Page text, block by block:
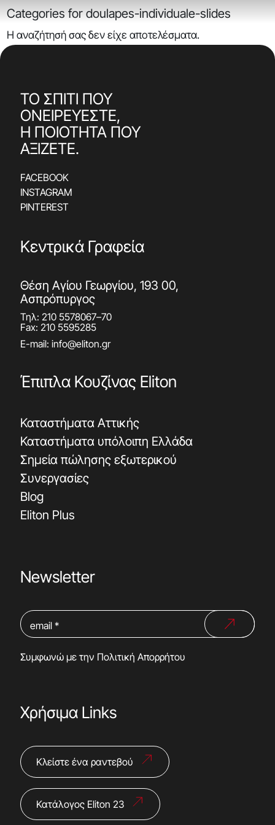
Categories for doulapes-individuale-slides
Η αναζήτησή σας δεν είχε αποτελέσματα.
ΤΟ ΣΠΙΤΙ ΠΟΥ
ΟΝΕΙΡΕΥΕΣΤΕ,
Η ΠΟΙΟΤΗΤΑ ΠΟΥ
ΑΞΙΖΕΤΕ.
FACEBOOK
INSTAGRAM
PINTEREST
Κεντρικά Γραφεία
Θέση Αγίου Γεωργίου, 193 00,
Ασπρόπυργος
Τηλ: 210 5578067–70
Fax: 210 5595285
E-mail: info@eliton.gr
Έπιπλα Κουζίνας Eliton
Καταστήματα Αττικής
Καταστήματα υπόλοιπη Ελλάδα
Σημεία πώλησης εξωτερικού
Συνεργασίες
Blog
Eliton Plus
Newsletter
Συμφωνώ με την Πολιτική Απορρήτου
Χρήσιμα Links
Κλείστε ένα ραντεβού
Κατάλογος Eliton 23